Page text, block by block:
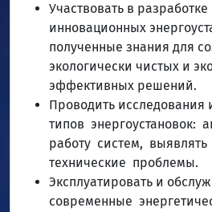
Участвовать в
инновационных
полученные знания для
экологически чистых и
эффективных решений.
Проводить исследования
типов энергоустановок:
работу систем,
технические проблемы.
Эксплуатировать и
современные